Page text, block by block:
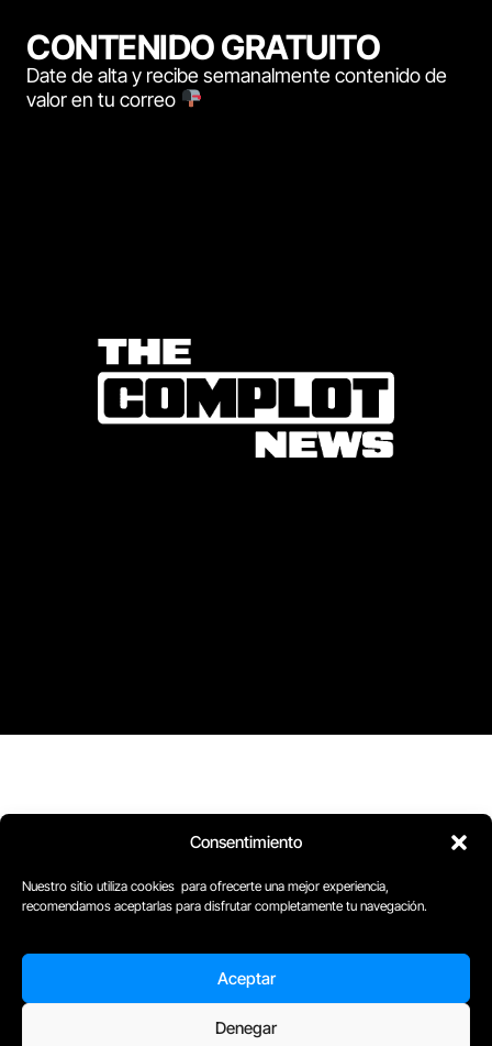
Consentimiento
Nuestro sitio utiliza cookies para ofrecerte una mejor experiencia,
recomendamos aceptarlas para disfrutar completamente tu navegación.
Aceptar
Denegar
CONTENIDO GRATUITO
Date de alta y recibe semanalmente contenido de
valor en tu correo
M+34611741829
Ebarcelona@escuelacomplot.com